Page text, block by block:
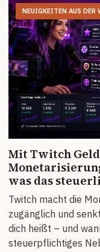
NEUIGKEITEN AUS DER
Mit Twitch
was das
Twitch macht die
zugänglich und
dich heißt – und
steuerpflichtiges